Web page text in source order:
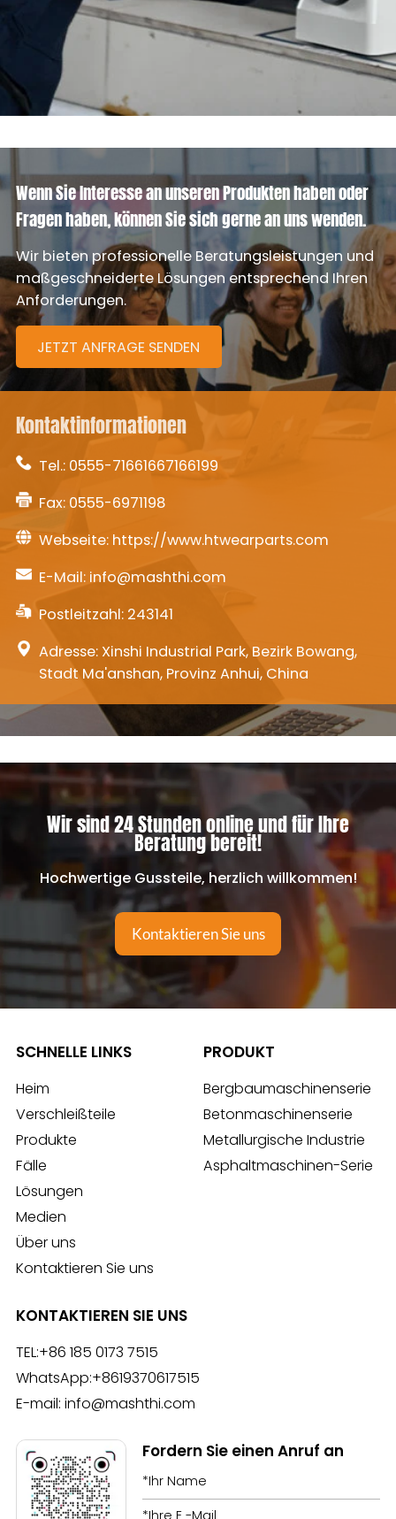
Wenn Sie Interesse an unseren Produkten haben oder
Fragen haben, können Sie sich gerne an uns wenden.
Wir bieten professionelle Beratungsleistungen und
maßgeschneiderte Lösungen entsprechend Ihren
Anforderungen.
JETZT ANFRAGE SENDEN
Kontaktinformationen
Tel.: 0555-71661667166199
Fax: 0555-6971198
Webseite: https://www.htwearparts.com
E-Mail: info@mashthi.com
Postleitzahl: 243141
Adresse: Xinshi Industrial Park, Bezirk Bowang,
Stadt Ma'anshan, Provinz Anhui, China
Wir sind 24 Stunden online und für Ihre
Beratung bereit!
Hochwertige Gussteile, herzlich willkommen!
Kontaktieren Sie uns
SCHNELLE LINKS
Heim
Verschleißteile
Produkte
Fälle
Lösungen
Medien
Über uns
Kontaktieren Sie uns
PRODUKT
Bergbaumaschinenserie
Betonmaschinenserie
Metallurgische Industrie
Asphaltmaschinen-Serie
KONTAKTIEREN SIE UNS
TEL:+86 185 0173 7515
WhatsApp:+8619370617515
E-mail: info@mashthi.com
Fordern Sie einen Anruf an